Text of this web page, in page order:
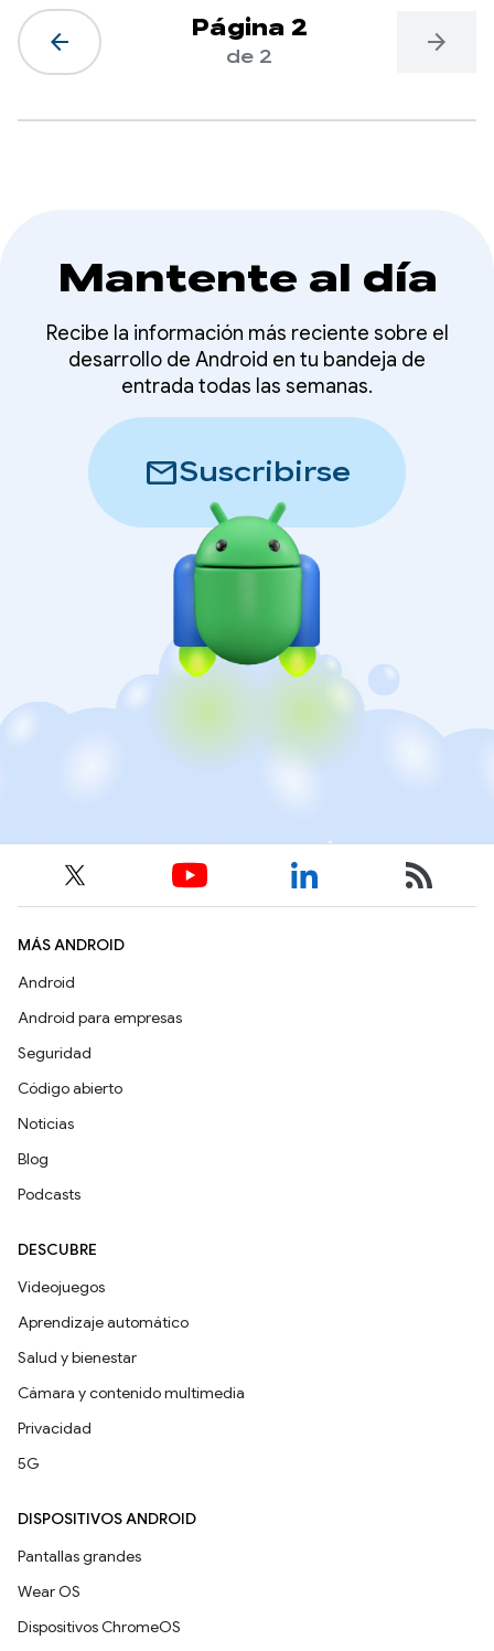
arrow_back Página 2
de 2 arrow_forward
Mantente al día
Recibe la información más reciente sobre el
desarrollo de Android en tu bandeja de
entrada todas las semanas.
mailSuscribirse
MÁS ANDROID
Android
Android para empresas
Seguridad
Código abierto
Noticias
Blog
Podcasts
DESCUBRE
Videojuegos
Aprendizaje automático
Salud y bienestar
Cámara y contenido multimedia
Privacidad
5G
DISPOSITIVOS ANDROID
Pantallas grandes
Wear OS
Dispositivos ChromeOS